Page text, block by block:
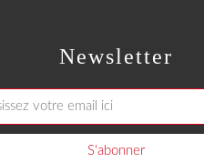
Newsletter